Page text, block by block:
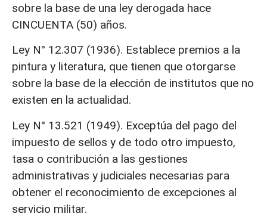
sobre la base de una ley derogada hace
CINCUENTA (50) años.
Ley N° 12.307 (1936). Establece premios a la
pintura y literatura, que tienen que otorgarse
sobre la base de la elección de institutos que no
existen en la actualidad.
Ley N° 13.521 (1949). Exceptúa del pago del
impuesto de sellos y de todo otro impuesto,
tasa o contribución a las gestiones
administrativas y judiciales necesarias para
obtener el reconocimiento de excepciones al
servicio militar.